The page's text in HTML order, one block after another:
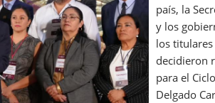
país, la
y los
los titulares
decidieron
para el
Delgado